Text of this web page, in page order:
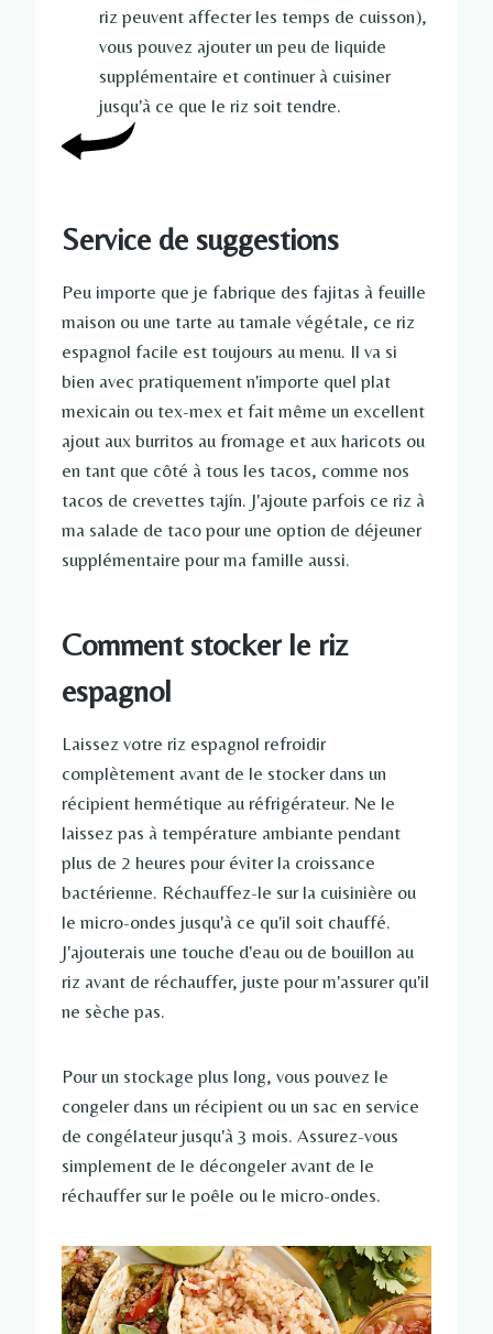
riz peuvent affecter les temps de cuisson),
vous pouvez ajouter un peu de liquide
supplémentaire et continuer à cuisiner
jusqu'à ce que le riz soit tendre.
Service de suggestions
Peu importe que je fabrique des fajitas à feuille
maison ou une tarte au tamale végétale, ce riz
espagnol facile est toujours au menu. Il va si
bien avec pratiquement n'importe quel plat
mexicain ou tex-mex et fait même un excellent
ajout aux burritos au fromage et aux haricots ou
en tant que côté à tous les tacos, comme nos
tacos de crevettes tajín. J'ajoute parfois ce riz à
ma salade de taco pour une option de déjeuner
supplémentaire pour ma famille aussi.
Comment stocker le riz
espagnol
Laissez votre riz espagnol refroidir
complètement avant de le stocker dans un
récipient hermétique au réfrigérateur. Ne le
laissez pas à température ambiante pendant
plus de 2 heures pour éviter la croissance
bactérienne. Réchauffez-le sur la cuisinière ou
le micro-ondes jusqu'à ce qu'il soit chauffé.
J'ajouterais une touche d'eau ou de bouillon au
riz avant de réchauffer, juste pour m'assurer qu'il
ne sèche pas.
Pour un stockage plus long, vous pouvez le
congeler dans un récipient ou un sac en service
de congélateur jusqu'à 3 mois. Assurez-vous
simplement de le décongeler avant de le
réchauffer sur le poêle ou le micro-ondes.